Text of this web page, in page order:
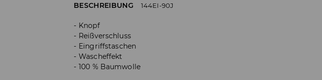
BESCHREIBUNG 144EI-90J
Knopf
Reißverschluss
Eingriffstaschen
Wascheffekt
100 % Baumwolle